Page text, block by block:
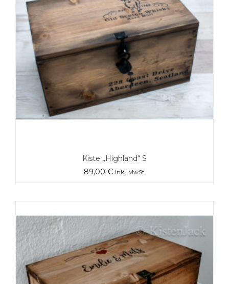
Kiste „Highland“ S
89,00 € inkl. MwSt.